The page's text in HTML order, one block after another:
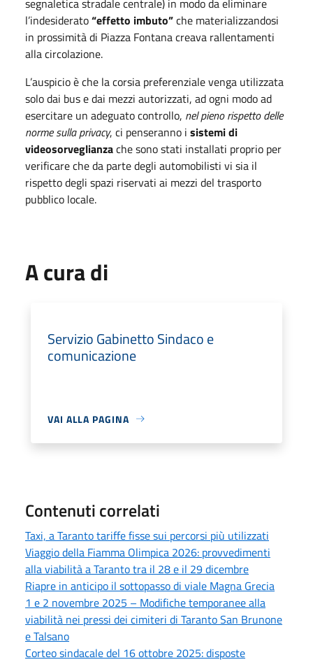
l’indesiderato“effetto imbuto”che materializzandosi
in prossimità di Piazza Fontana creava rallentamenti
alla circolazione.
L’auspicio è che la corsia preferenziale venga utilizzata
solo dai bus e dai mezzi autorizzati, ad ogni modo ad
esercitare un adeguato controllo, nel pieno rispetto delle
norme sulla privacy, ci penseranno i sistemi di
videosorveglianzache sono stati installati proprio per
verificare che da parte degli automobilisti vi sia il
rispetto degli spazi riservati ai mezzi del trasporto
pubblico locale.
A cura di
Servizio Gabinetto Sindaco e
comunicazione
VAI ALLA PAGINA
Contenuti correlati
Taxi, a Taranto tariffe fisse sui percorsi più utilizzati
Viaggio della Fiamma Olimpica 2026: provvedimenti
alla viabilità a Taranto tra il 28 e il 29 dicembre
Riapre in anticipo il sottopasso di viale Magna Grecia
1 e 2 novembre 2025 – Modifiche temporanee alla
viabilità nei pressi dei cimiteri di Taranto San Brunone
e Talsano
Corteo sindacale del 16 ottobre 2025: disposte